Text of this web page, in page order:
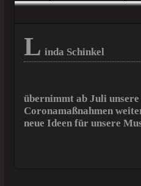
L inda Schinkel
übernimmt ab Juli unsere
Coronamaßnahmen
neue Ideen für unsere